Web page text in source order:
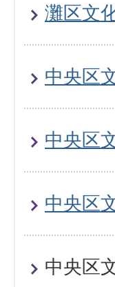
灘区文
中央区
中央区
中央区
中央区